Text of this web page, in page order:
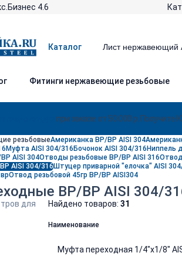
4.6
Каталог
Фитинги нержавеющие резьбовые
скидку при заказе от 50.000 р. Получите
резьбовыеАмериканка ВР/ВР AISI 304
Муфта AISI 304/316 Бочонок AISI 304/316 Ниппель
AISI 304Отводы резьбовые ВР/ВР AISI 316
AISI 304/316Штуцер приварной "елочка" AISI
Отвод резьбовой 45гр ВР/ВР AISI304
ВР/ВР AISI 304/
для
Найдено товаров: 31
Наименование
Муфта переходная 1/4"х1/8"